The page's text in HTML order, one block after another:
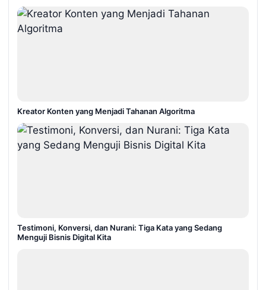
Kreator Konten yang Menjadi Tahanan Algoritma
Testimoni, Konversi, dan Nurani: Tiga Kata yang Sedang
Menguji Bisnis Digital Kita